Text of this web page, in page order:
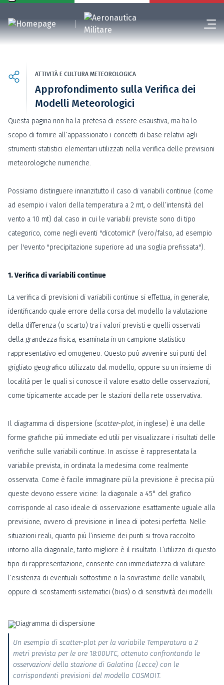
ATTIVITÀ E CULTURA METEOROLOGICA
Approfondimento sulla Verifica dei
Modelli Meteorologici
Questa pagina non ha la pretesa di essere esaustiva, ma ha lo
scopo di fornire all’appassionato i concetti di base relativi agli
strumenti statistici elementari utilizzati nella verifica delle previsioni
meteorologiche numeriche.
Possiamo distinguere innanzitutto il caso di variabili continue (come
ad esempio i valori della temperatura a 2 mt, o dell’intensità del
vento a 10 mt) dal caso in cui le variabili previste sono di tipo
categorico, come negli eventi "dicotomici" (vero/falso, ad esempio
per l'evento "precipitazione superiore ad una soglia prefissata").
1. Verifica di variabili continue
La verifica di previsioni di variabili continue si effettua, in generale,
identificando quale errore della corsa del modello la valutazione
della differenza (o scarto) tra i valori previsti e quelli osservati
della grandezza fisica, esaminata in un campione statistico
rappresentativo ed omogeneo. Questo può avvenire sui punti del
grigliato geografico utilizzato dal modello, oppure su un insieme di
località per le quali si conosce il valore esatto delle osservazioni,
come tipicamente accade per le stazioni della rete osservativa.
Il diagramma di dispersione (scatter-plot, in inglese) è una delle
forme grafiche più immediate ed utili per visualizzare i risultati delle
verifiche sulle variabili continue. In ascisse è rappresentata la
variabile prevista, in ordinata la medesima come realmente
osservata. Come è facile immaginare più la previsione è precisa più
queste devono essere vicine: la diagonale a 45° del grafico
corrisponde al caso ideale di osservazione esattamente uguale alla
previsione, ovvero di previsione in linea di ipotesi perfetta. Nelle
situazioni reali, quanto più l’insieme dei punti si trova raccolto
intorno alla diagonale, tanto migliore è il risultato. L’utilizzo di questo
tipo di rappresentazione, consente con immediatezza di valutare
l’esistenza di eventuali sottostime o la sovrastime delle variabili,
oppure di scostamenti sistematici (bias) o di sensitività dei modelli.
Un esempio di scatter-plot per la variabile Temperatura a 2
metri prevista per le ore 18:00UTC, ottenuto confrontando le
osservazioni della stazione di Galatina (Lecce) con le
corrispondenti previsioni del modello COSMOIT.